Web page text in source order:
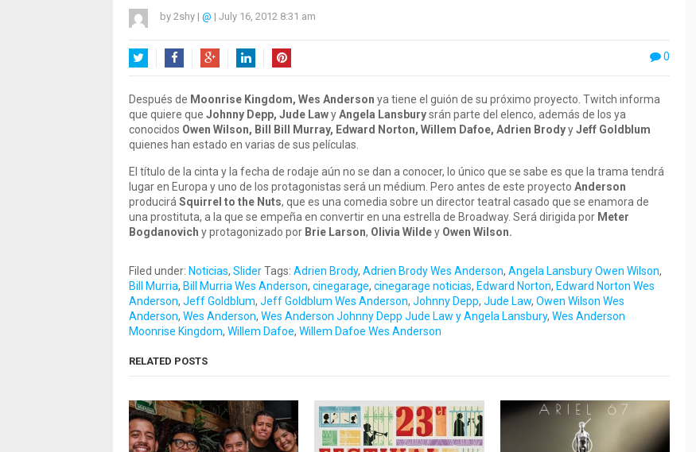
by 2shy | @ | July 16, 2012 8:31 am
0
Después de Moonrise Kingdom, Wes Anderson ya tiene el guión de su próximo proyecto. Twitch informa
que quiere que Johnny Depp, Jude LawyAngela Lansburysrán parte del elenco, además de los ya
conocidos Owen Wilson, Bill Bill Murray, Edward Norton, Willem Dafoe, Adrien BrodyyJeff Goldblum
quienes han estado en varias de sus películas.
El título de la cinta y la fecha de rodaje aún no se dan a conocer, lo único que se sabe es que la trama tendrá
lugar en Europa y uno de los protagonistas será un médium. Pero antes de este proyecto Anderson
producirá Squirrel to the Nuts, que es una comedia sobre un director teatral casado que se enamora de
una prostituta, a la que se empeña en convertir en una estrella de Broadway. Será dirigida por Meter
Bogdanovich y protagonizado por Brie Larson, Olivia Wildey Owen Wilson.
Filed under: Noticias, SliderTags: Adrien Brody, Adrien Brody Wes Anderson, Angela Lansbury Owen Wilson,
Bill Murria, Bill Murria Wes Anderson, cinegarage, cinegarage noticias, Edward Norton, Edward Norton Wes
Anderson, Jeff Goldblum, Jeff Goldblum Wes Anderson, Johnny Depp, Jude Law, Owen Wilson Wes
Anderson, Wes Anderson, Wes Anderson Johnny Depp Jude Law y Angela Lansbury, Wes Anderson
Moonrise Kingdom, Willem Dafoe, Willem Dafoe Wes Anderson
RELATED POSTS